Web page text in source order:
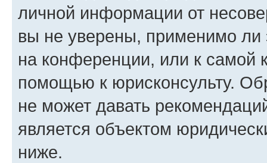
личной информации от
вы не уверены, применимо ли
на конференции, или к самой
помощью к юрисконсульту.
не может давать
является объектом
ниже.